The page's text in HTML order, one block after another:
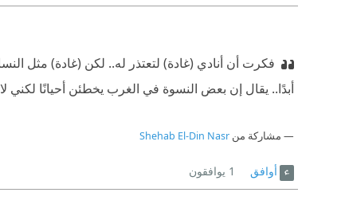
فكرت أن أنادي (غادة) لتعتذر له.. لكن (غادة) مثل
أبدًا.. يقال إن بعض النسوة في الغرب يخطئن أحيانًا لكني
مشاركة منShehab El-Din Nasr
أوافق 1 يوافقون